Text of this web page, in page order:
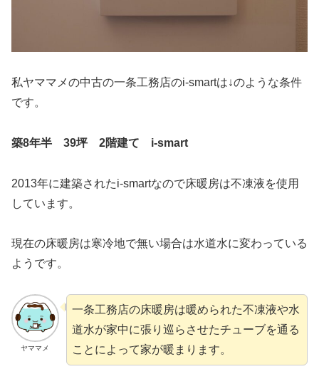
私ヤママメの中古の一条工務店のi-smartは↓のような条件
です。
築8年半 39坪 2階建て i-smart
2013年に建築されたi-smartなので床暖房は不凍液を使用
しています。
現在の床暖房は寒冷地で無い場合は水道水に変わっている
ようです。
ヤママメ
一条工務店の床暖房は暖められた不凍液や水
道水が家中に張り巡らさせたチューブを通る
ことによって家が暖まります。